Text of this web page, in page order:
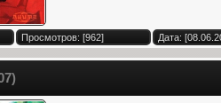
Просмотров: [962] Дата: